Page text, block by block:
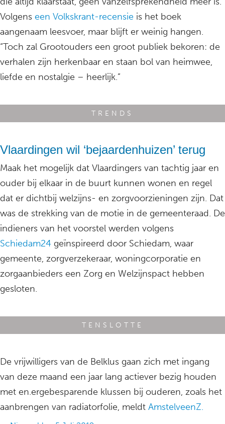
Volgens een Volkskrant-recensie is het boek
aangenaam leesvoer, maar blijft er weinig hangen.
“Toch zal Grootouders een groot publiek bekoren: de
verhalen zijn herkenbaar en staan bol van heimwee,
liefde en nostalgie – heerlijk.”
TRENDS
Vlaardingen wil ‘bejaardenhuizen’ terug
Maak het mogelijk dat Vlaardingers van tachtig jaar en
ouder bij elkaar in de buurt kunnen wonen en regel
dat er dichtbij welzijns- en zorgvoorzieningen zijn. Dat
was de strekking van de motie in de gemeenteraad. De
indieners van het voorstel werden volgens
Schiedam24 geïnspireerd door Schiedam, waar
gemeente, zorgverzekeraar, woningcorporatie en
zorgaanbieders een Zorg en Welzijnspact hebben
gesloten.
TENSLOTTE
De vrijwilligers van de Belklus gaan zich met ingang
van deze maand een jaar lang actiever bezig houden
met en.ergebesparende klussen bij ouderen, zoals het
aanbrengen van radiatorfolie, meldt AmstelveenZ.